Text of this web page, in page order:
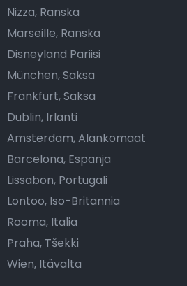
Nizza, Ranska
Marseille, Ranska
Disneyland Pariisi
München, Saksa
Frankfurt, Saksa
Dublin, Irlanti
Amsterdam, Alankomaat
Barcelona, Espanja
Lissabon, Portugali
Lontoo, Iso-Britannia
Rooma, Italia
Praha, Tšekki
Wien, Itävalta